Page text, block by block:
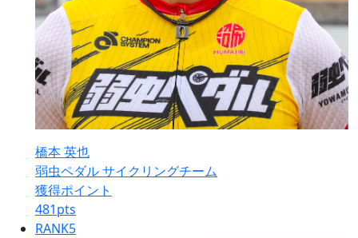
橋本 英也
弱虫ペダル サイクリングチーム
獲得ポイント
481pts
RANK5